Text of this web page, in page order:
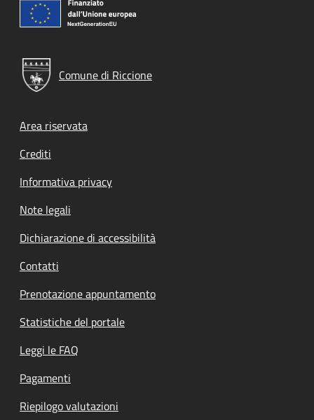
Comune di Riccione
Footer menu
Area riservata
Crediti
Informativa privacy
Note legali
Dichiarazione di accessibilità
Contatti
Prenotazione appuntamento
Statistiche del portale
Leggi le FAQ
Pagamenti
Riepilogo valutazioni